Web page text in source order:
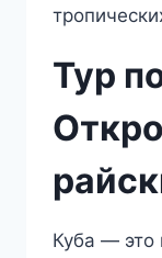
Тур
Куба — это